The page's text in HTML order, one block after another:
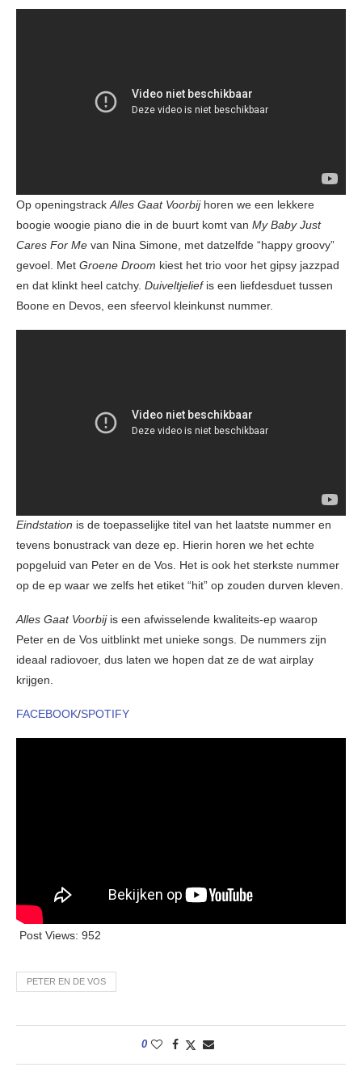
Op openingstrack Alles Gaat Voorbij horen we een lekkere
boogie woogie piano die in de buurt komt van My Baby Just
Cares For Me van Nina Simone, met datzelfde “happy groovy”
gevoel. Met Groene Droom kiest het trio voor het gipsy jazzpad
en dat klinkt heel catchy. Duiveltjelief is een liefdesduet tussen
Boone en Devos, een sfeervol kleinkunst nummer.
Eindstation is de toepasselijke titel van het laatste nummer en
tevens bonustrack van deze ep. Hierin horen we het echte
popgeluid van Peter en de Vos. Het is ook het sterkste nummer
op de ep waar we zelfs het etiket “hit” op zouden durven kleven.
Alles Gaat Voorbijis een afwisselende kwaliteits-ep waarop
Peter en de Vos uitblinkt met unieke songs. De nummers zijn
ideaal radiovoer, dus laten we hopen dat ze de wat airplay
krijgen.
FACEBOOK/SPOTIFY
Post Views: 952
PETER EN DE VOS
0